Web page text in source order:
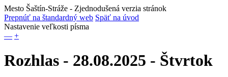
Mesto Šaštín-Stráže - Zjednodušená verzia stránok
Prepnúť na štandardný web Späť na úvod
Nastavenie veľkosti písma
— +
Rozhlas - 28.08.2025 - Štvrtok